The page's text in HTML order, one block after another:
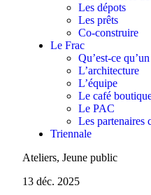
Les dépots
Les prêts
Co-construire
Le Frac
Qu’est-ce
L’architecture
L’équipe
Le café
Le PAC
Les partenaires
Triennale
Ateliers, Jeune public
13 déc. 2025